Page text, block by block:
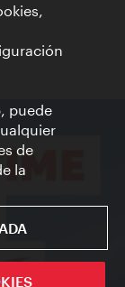
puede
de
la